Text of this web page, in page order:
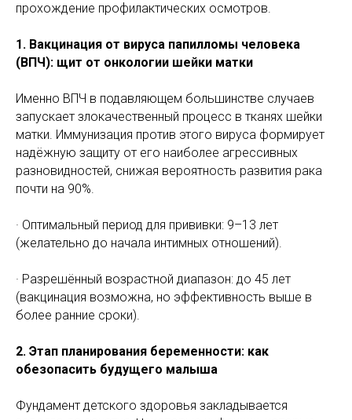
прохождение профилактических осмотров.
1. Вакцинация от вируса папилломы человека
(ВПЧ): щит от онкологии шейки матки
Именно ВПЧ в подавляющем большинстве случаев
запускает злокачественный процесс в тканях шейки
матки. Иммунизация против этого вируса формирует
надёжную защиту от его наиболее агрессивных
разновидностей, снижая вероятность развития рака
почти на 90%.
· Оптимальный период для прививки: 9–13 лет
(желательно до начала интимных отношений).
· Разрешённый возрастной диапазон: до 45 лет
(вакцинация возможна, но эффективность выше в
более ранние сроки).
2. Этап планирования беременности: как
обезопасить будущего малыша
Фундамент детского здоровья закладывается